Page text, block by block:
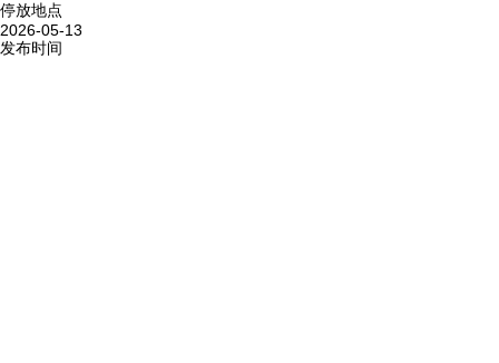
停放地点
2026-05-13
发布时间